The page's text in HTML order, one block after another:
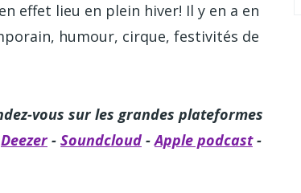
effet lieu en plein hiver! Il y en a en
humour, cirque, festivités de
vous sur les grandes plateformes
Deezer- Soundcloud -Apple podcast-